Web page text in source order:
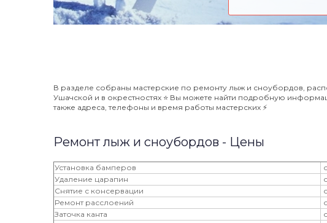
В разделе собраны мастерские по ремонту лыж и сноубордов,
Ушачской и в окрестностях ⭐️ Вы можете найти подробную
также адреса, телефоны и время работы мастерских ⚡️
Ремонт лыж и сноубордов - Цены
Установка бамперов
Удаление царапин
Снятие с консервации
Ремонт расслоений
Заточка канта